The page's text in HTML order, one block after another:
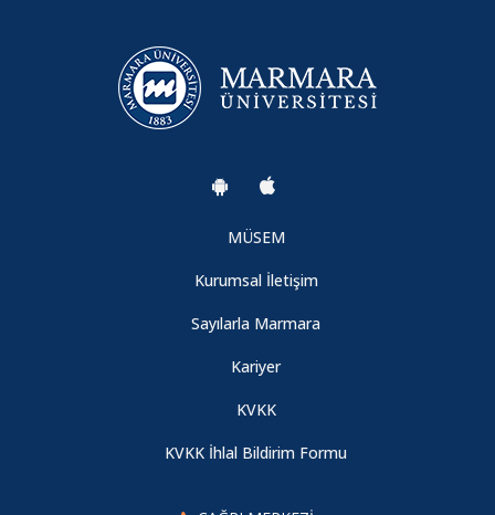
MÜSEM
Kurumsal İletişim
Sayılarla Marmara
Kariyer
KVKK
KVKK İhlal Bildirim Formu